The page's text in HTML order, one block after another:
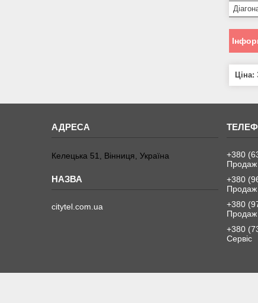
Ціна:
Келецька 51, Вінниця, Україна
citytel.com.ua
+380
Продаж
+380
Продаж
+380
Продаж
+380
Сервіс